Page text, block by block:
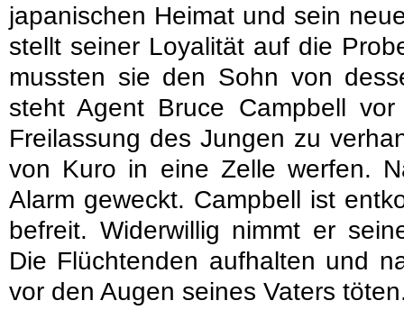
japanischen Heimat und sein
stellt seiner Loyalität auf die
mussten sie den Sohn von
steht Agent Bruce Campbell
Freilassung des Jungen zu
von Kuro in eine Zelle werfen.
Alarm geweckt. Campbell ist
befreit. Widerwillig nimmt er
Die Flüchtenden aufhalten und
vor den Augen seines Vaters